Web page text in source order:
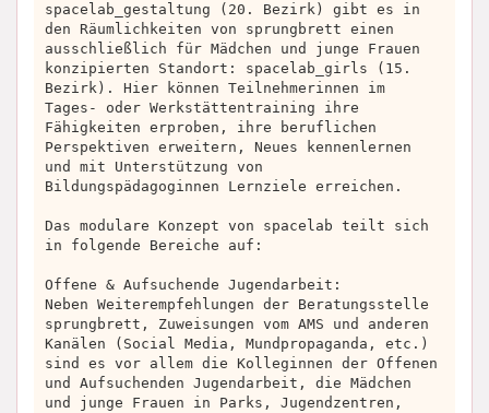
spacelab_gestaltung (20. Bezirk) gibt es in
den Räumlichkeiten von sprungbrett einen
ausschließlich für Mädchen und junge Frauen
konzipierten Standort: spacelab_girls (15.
Bezirk). Hier können Teilnehmerinnen im
Tages- oder Werkstättentraining ihre
Fähigkeiten erproben, ihre beruflichen
Perspektiven erweitern, Neues kennenlernen
und mit Unterstützung von
Bildungspädagoginnen Lernziele erreichen.
Das modulare Konzept von spacelab teilt sich
in folgende Bereiche auf:
Offene & Aufsuchende Jugendarbeit:
Neben Weiterempfehlungen der Beratungsstelle
sprungbrett, Zuweisungen vom AMS und anderen
Kanälen (Social Media, Mundpropaganda, etc.)
sind es vor allem die Kolleginnen der Offenen
und Aufsuchenden Jugendarbeit, die Mädchen
und junge Frauen in Parks, Jugendzentren,